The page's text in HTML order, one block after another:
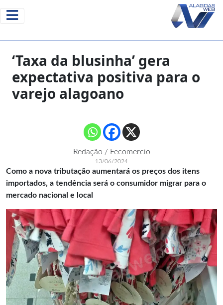
‘Taxa da blusinha’ gera
expectativa positiva para o
varejo alagoano
Redação / Fecomercio
13/06/2024
Como a nova tributação aumentará os preços dos itens
importados, a tendência será o consumidor migrar para o
mercado nacional e local